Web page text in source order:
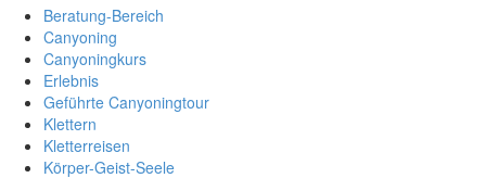
Beratung-Bereich
Canyoning
Canyoningkurs
Erlebnis
Geführte Canyoningtour
Klettern
Kletterreisen
Körper-Geist-Seele